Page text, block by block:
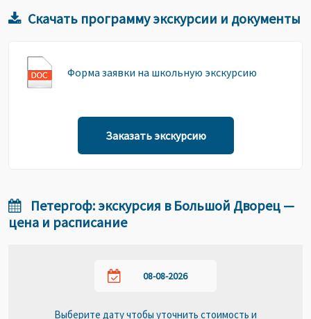
Скачать программу экскурсии и документы
Форма заявки на школьную экскурсию
Заказать экскурсию
Петергоф: экскурсия в Большой Дворец —
цена и расписание
Выберите дату чтобы уточнить стоимость и